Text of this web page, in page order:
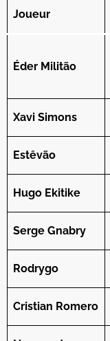
Joueur
Éder Militão
Xavi Simons
Estêvão
Hugo Ekitike
Serge Gnabry
Rodrygo
Cristian Romero